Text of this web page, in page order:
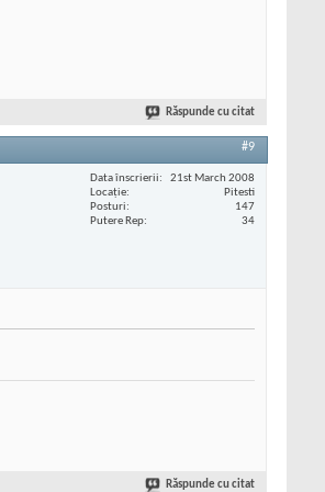
Răspunde cu citat
#9
Data înscrierii
21st March 2008
Locaţie
Pitesti
Posturi
147
Putere Rep
34
Răspunde cu citat